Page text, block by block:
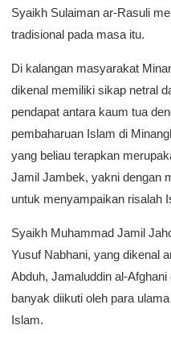
Syaikh Sulaiman ar-Rasuli
tradisional pada masa itu.
Di kalangan masyarakat
dikenal memiliki sikap netral
pendapat antara kaum tua
pembaharuan Islam di
yang beliau terapkan
Jamil Jambek, yakni dengan
untuk menyampaikan risalah
Syaikh Muhammad Jamil
Yusuf Nabhani, yang dikenal
Abduh, Jamaluddin al-
banyak diikuti oleh para
Islam.